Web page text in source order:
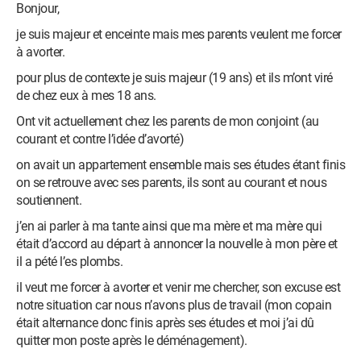
Bonjour,
je suis majeur et enceinte mais mes parents veulent me forcer
à avorter.
pour plus de contexte je suis majeur (19 ans) et ils m’ont viré
de chez eux à mes 18 ans.
Ont vit actuellement chez les parents de mon conjoint (au
courant et contre l’idée d’avorté)
on avait un appartement ensemble mais ses études étant finis
on se retrouve avec ses parents, ils sont au courant et nous
soutiennent.
j’en ai parler à ma tante ainsi que ma mère et ma mère qui
était d’accord au départ à annoncer la nouvelle à mon père et
il a pété l’es plombs.
il veut me forcer à avorter et venir me chercher, son excuse est
notre situation car nous n’avons plus de travail (mon copain
était alternance donc finis après ses études et moi j’ai dû
quitter mon poste après le déménagement).